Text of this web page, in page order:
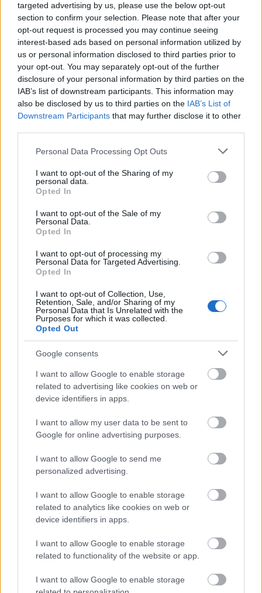
targeted advertising by us, please use the below opt-out
section to confirm your selection. Please note that after your
opt-out request is processed you may continue seeing
interest-based ads based on personal information utilized by
us or personal information disclosed to third parties prior to
your opt-out. You may separately opt-out of the further
disclosure of your personal information by third parties on the
IAB’s list of downstream participants. This information may
also be disclosed by us to third parties on the IAB’s List of
Downstream Participants that may further disclose it to other
Please note that this website/app uses one or more Google
not limited to your visit or usage behaviour. You may click to
grant or deny consent to Google and its third-party tags to
use your data for below specified purposes in below Google
consent section.
Personal Data Processing Opt Outs
I want to opt-out of the Sharing of my
personal data.
Opted In
I want to opt-out of the Sale of my
Personal Data.
Opted In
I want to opt-out of processing my
Personal Data for Targeted Advertising.
Opted In
I want to opt-out of Collection, Use,
Retention, Sale, and/or Sharing of my
Personal Data that Is Unrelated with the
Purposes for which it was collected.
Opted Out
Google consents
I want to allow Google to enable storage
related to advertising like cookies on web or
device identifiers in apps.
I want to allow my user data to be sent to
Google for online advertising purposes.
I want to allow Google to send me
personalized advertising.
I want to allow Google to enable storage
related to analytics like cookies on web or
device identifiers in apps.
I want to allow Google to enable storage
related to functionality of the website or app.
I want to allow Google to enable storage
Szirtes Tamásrendező, a Madách Színház
igazgatója mint "csodálatos, sokoldalú, izgalmas,
modern" színésztől búcsúzott egykori kollégájától.
Kiemelte, Sztankay István egy nagy színészgeneráció
tagja volt, aki számára nem léteztek műfaji
korlátok. "Napsugár volt a hangodban és napsugár
volt a személyiségedben" - méltatta a színművészt.
Mint emlékeztetett,Sztankay Istvánlételeme a
a nevéhez filmszínészként, tévéjátékok
szereplőjeként és szinkronszínészként is. "Mindez a
sokszínű tehetség egy varázslatos emberben öltött
testet" - mondta el
Besenczi Árpád
mikor húsz évvel ezelőtt a József Attila Színház
folyosóján találkoztak
Sztankay Istvánnal
együtt emberséget, bölcsességet, humort és
hazaszeretetet kaptakSztankay Istvántól , akitől
Illyés Gyula Haza a magasban című versével
búcsúzott.
Léner Péterrendező, a József Attila Színház egykori
igazgatója elmondta: 1950-ben, a gimnáziumban
találkozott Sztankay Istvánnal
után mindketten a miskolci színházba, majd onnan a
Nemzeti Színházba szerződtek.
A Madáchban a Csillag a máglyán és a Jövőre, veled,
ugyanitt című darabokban megmutatta "a benne
rejlő papot és komikust" is, amikor pedig
Léner
lett a József Attila Színház igazgatója, barátját
követve odaszerződött - idézte fel.
Sztankay Orsolyaszínművész édesapjától
búcsúzva elmondta: jóSztankay István
gyermekének lenni: "rögtön megelőlegeznek nekünk